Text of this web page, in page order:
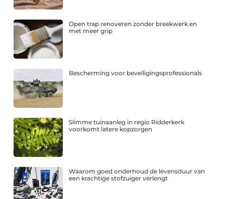
Open trap renoveren zonder breekwerk en
met meer grip
Bescherming voor beveiligingsprofessionals
Slimme tuinaanleg in regio Ridderkerk
voorkomt latere kopzorgen
Waarom goed onderhoud de levensduur van
een krachtige stofzuiger verlengt